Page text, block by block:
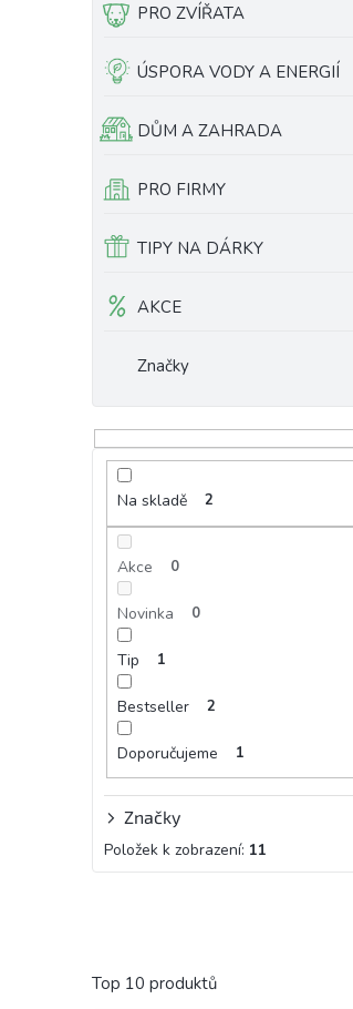
PRO ZVÍŘATA
ÚSPORA VODY A ENERGIÍ
DŮM A ZAHRADA
PRO FIRMY
TIPY NA DÁRKY
AKCE
Značky
Na skladě 2
Akce 0
Novinka 0
Tip 1
Bestseller 2
Doporučujeme 1
Značky
Položek k zobrazení: 11
Top 10 produktů